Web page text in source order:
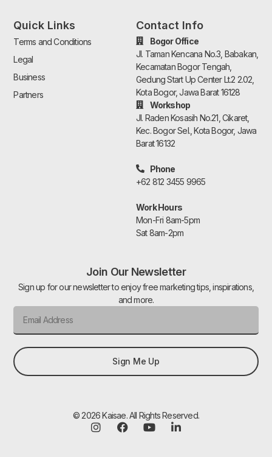
Quick Links
Terms and Conditions
Legal
Business
Partners
Contact Info
Bogor Office
Jl. Taman Kencana No.3, Babakan,
Kecamatan Bogor Tengah,
Gedung Start Up Center Lt.2 2.02,
Kota Bogor, Jawa Barat 16128
Workshop
Jl. Raden Kosasih No.21, Cikaret,
Kec. Bogor Sel., Kota Bogor, Jawa
Barat 16132
Phone
+62 812 3455 9965
Work Hours
Mon-Fri 8am-5pm
Sat 8am-2pm
Join Our Newsletter
Sign up for our newsletter to enjoy free marketing tips, inspirations,
and more.
Sign Me Up
© 2026 Kaisae. All Rights Reserved.